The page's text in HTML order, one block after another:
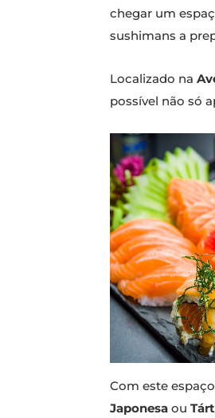
chegar um
sushimans a
Localizado na
possível não só
Com este
Japonesa ou